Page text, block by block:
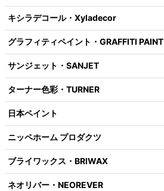
キシラデコール・Xyladecor
グラフィティペイント・GRAFFITI PAINT
サンジェット・SANJET
ターナー色彩・TURNER
日本ペイント
ニッペホーム プロダクツ
ブライワックス・BRIWAX
ネオリバー・NEOREVER